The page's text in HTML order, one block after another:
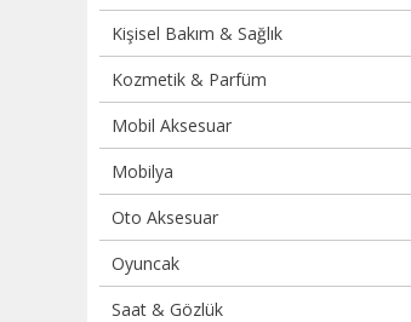
Kişisel Bakım & Sağlık
Kozmetik & Parfüm
Mobil Aksesuar
Mobilya
Oto Aksesuar
Oyuncak
Saat & Gözlük